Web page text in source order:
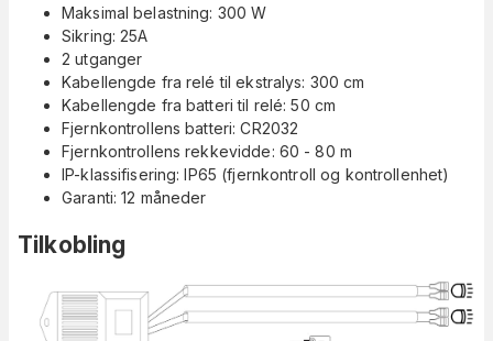
Maksimal belastning: 300 W
Sikring: 25A
2 utganger
Kabellengde fra relé til ekstralys: 300 cm
Kabellengde fra batteri til relé: 50 cm
Fjernkontrollens batteri: CR2032
Fjernkontrollens rekkevidde: 60 - 80 m
IP-klassifisering: IP65 (fjernkontroll og kontrollenhet)
Garanti: 12 måneder
Tilkobling